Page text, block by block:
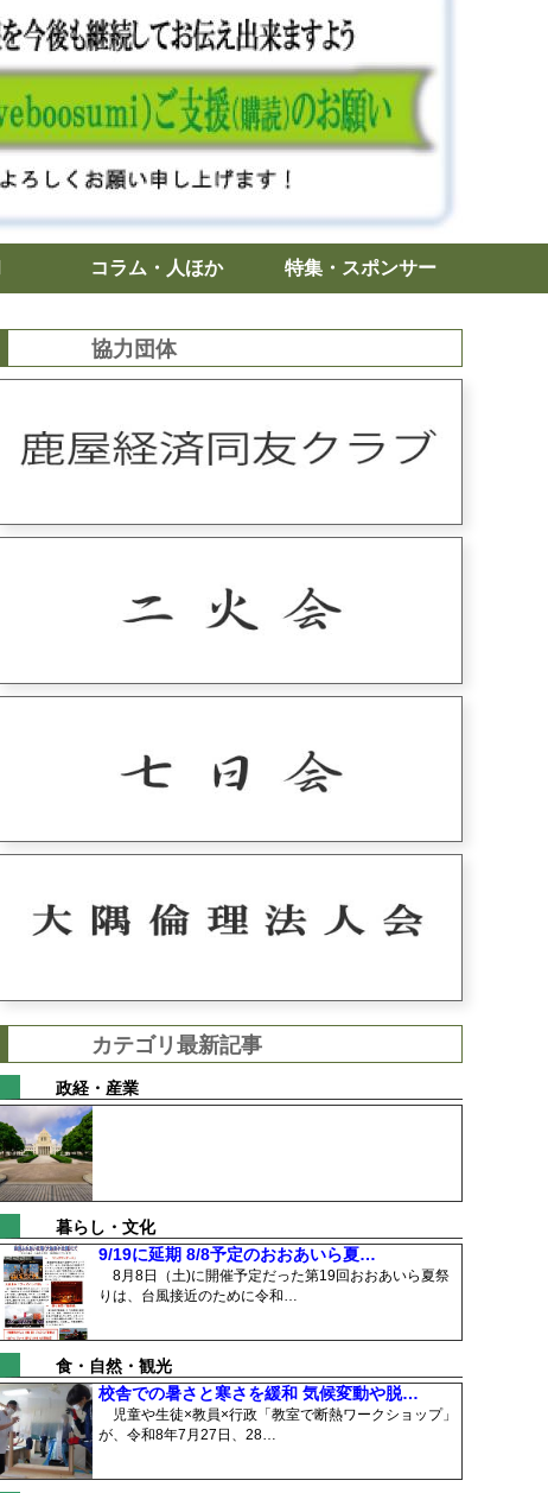
コラム・人ほか 特集・スポンサー
協力団体
カテゴリ最新記事
政経・産業
暮らし・文化
9/19に延期 8/8予定のおおあいら夏…
8月8日（土)に開催予定だった第19回おおあいら夏祭
りは、台風接近のために令和…
食・自然・観光
校舎での暑さと寒さを緩和 気候変動や脱…
児童や生徒×教員×行政「教室で断熱ワークショップ」
が、令和8年7月27日、28…